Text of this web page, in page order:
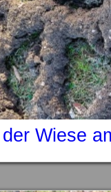
Wiese